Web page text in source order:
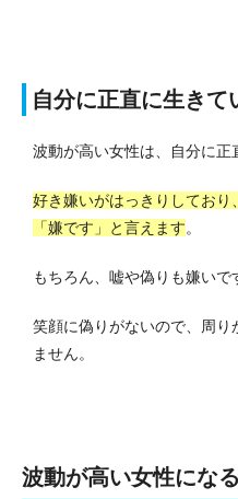
自分に正直に生きて
波動が高い女性は、自分に正
好き嫌いがはっきりしており
「嫌です」と言えます。
もちろん、嘘や偽りも嫌いで
笑顔に偽りがないので、周
ません。
波動が高い女性にな